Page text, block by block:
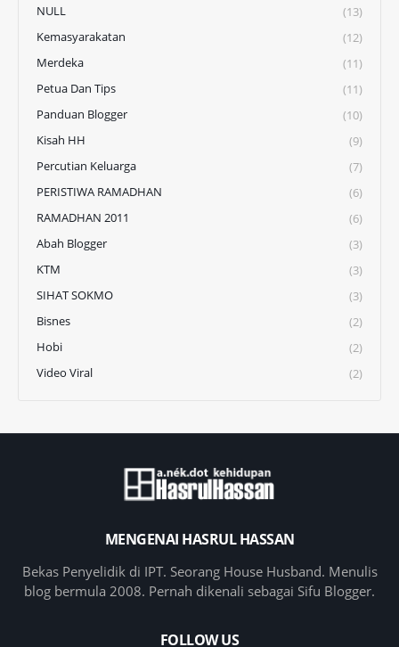
NULL
(13)
Kemasyarakatan
(12)
Merdeka
(11)
Petua Dan Tips
(11)
Panduan Blogger
(10)
Kisah HH
(9)
Percutian Keluarga
(7)
PERISTIWA RAMADHAN
(6)
RAMADHAN 2011
(6)
Abah Blogger
(3)
KTM
(3)
SIHAT SOKMO
(3)
Bisnes
(2)
Hobi
(2)
Video Viral
(2)
MENGENAI HASRUL HASSAN
Bekas Penyelidik di IPT. Seorang House Husband. Menulis
blog bermula 2008. Pernah dikenali sebagai Sifu Blogger.
FOLLOW US